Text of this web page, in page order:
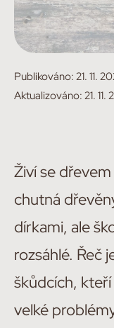
Publikováno: 21. 11.
Aktualizováno: 21. 11.
Živí se
chutná
dírkami, ale
rozsáhlé. Řeč
škůdcích,
velké